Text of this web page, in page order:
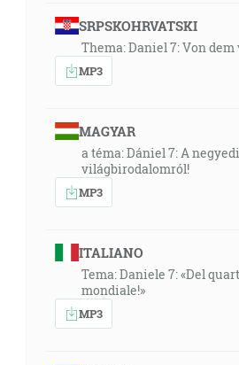
SRPSKOHRVATSKI
Thema: Daniel 7: Von
MP3
MAGYAR
a téma: Dániel 7: A
világbirodalomról!
MP3
ITALIANO
Tema: Daniele 7: «Del
mondiale!»
MP3